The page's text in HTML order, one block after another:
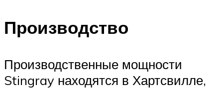
Производство
Производственные мощности
Stingray находятся в Хартсвилле,